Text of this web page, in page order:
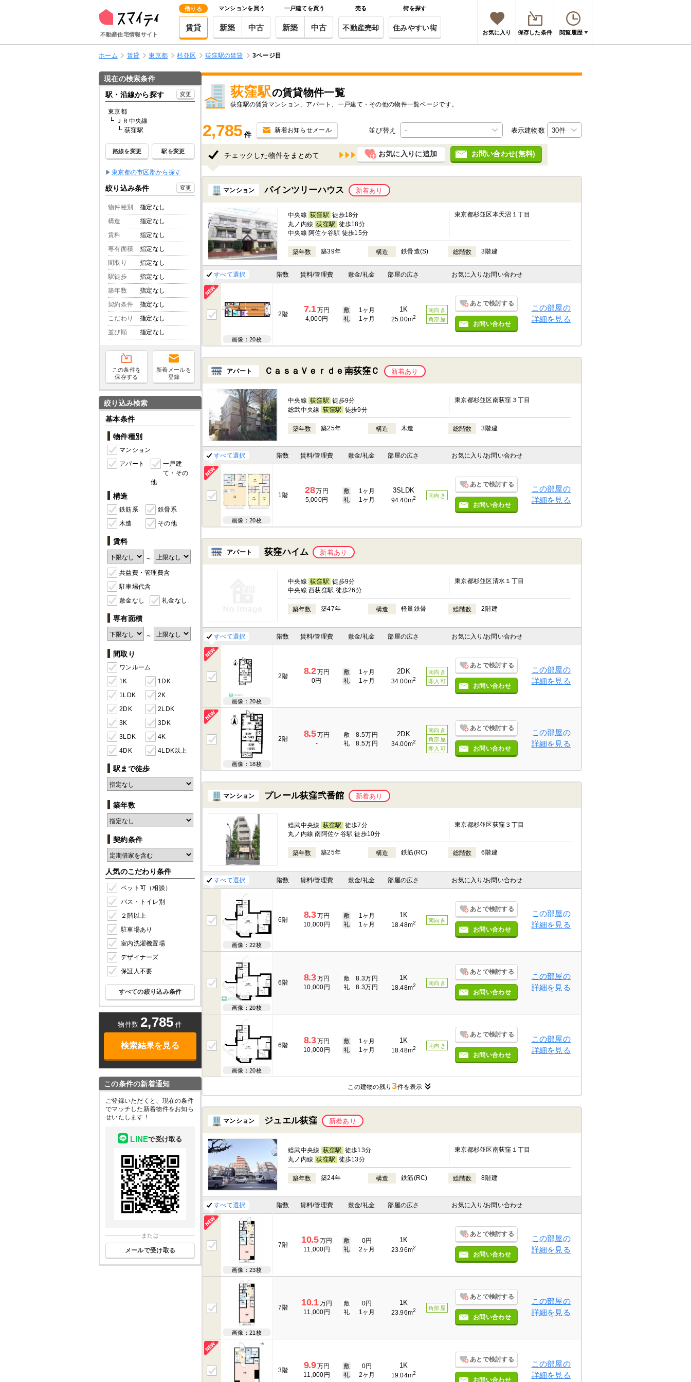
不動産住宅情報サイト
借りる
賃貸
マンションを買う
新築 中古
一戸建てを買う
新築 中古
売る
不動産売却
街を探す
住みやすい街
お気に入り 保存した条件 閲覧履歴
ホーム 賃貸 東京都 杉並区 荻窪駅の賃貸 3ページ目
現在の検索条件
駅・沿線から探す
変更
東京都
ＪＲ中央線
荻窪駅
路線を変更 駅を変更
東京都の市区郡から探す
絞り込み条件 変更
物件種別
指定なし
構造
指定なし
賃料
指定なし
専有面積
指定なし
間取り
指定なし
駅徒歩
指定なし
築年数
指定なし
契約条件
指定なし
こだわり
指定なし
並び順
指定なし
この条件を
保存する
新着メールを
登録
絞り込み検索
基本条件
物件種別
マンション
アパート
一戸建
て・その
他
構造
鉄筋系
鉄骨系
木造
その他
賃料
～
共益費・管理費含
駐車場代含
敷金なし
礼金なし
専有面積
～
間取り
ワンルーム
1K
1DK
1LDK
2K
2DK
2LDK
3K
3DK
3LDK
4K
4DK
4LDK以上
駅まで徒歩
築年数
契約条件
人気のこだわり条件
ペット可（相談）
バス・トイレ別
２階以上
駐車場あり
室内洗濯機置場
デザイナーズ
保証人不要
すべての絞り込み条件
物件数 2,785 件
検索結果を見る
この条件の新着通知
ご登録いただくと、現在の条件
でマッチした新着物件をお知ら
せいたします！
LINEで受け取る
または
メールで受け取る
荻窪駅の賃貸物件一覧
荻窪駅の賃貸マンション、アパート、一戸建て・その他の物件一覧ページです。
2,785 件
新着お知らせメール 表示建物数
並び替え
チェックした物件を お気に入りに追加 お問い合わせ(無料)
マンション パインツリーハウス 新着あり
中央線 荻窪駅 徒歩18分
丸ノ内線 荻窪駅 徒歩18分
中央線 阿佐ケ谷駅 徒歩15分
東京都杉並区本天沼１丁目
築年数 築39年 構造 鉄骨造(S) 総階数 3階建
すべて選択 階数 賃料/管理費 敷金/礼金 部屋の広さ お気に入り /お問い合わせ
画像：20枚
2階 7.1万円
4,000円
敷
1ヶ月
礼
1ヶ月
1K
25.00m2
南向き
角部屋
あとで検討する
お問い合わせ
この部屋の
詳細を見る
アパート ＣａｓａＶｅｒｄｅ南荻窪Ｃ 新着あり
中央線 荻窪駅 徒歩9分
総武中央線 荻窪駅 徒歩9分
東京都杉並区南荻窪３丁目
築年数 築25年 構造 木造 総階数 3階建
すべて選択 階数 賃料/管理費 敷金/礼金 部屋の広さ お気に入り /お問い合わせ
画像：20枚
1階 28万円
5,000円
敷
1ヶ月
礼
1ヶ月
3SLDK
94.40m2 南向き
あとで検討する
お問い合わせ
この部屋の
詳細を見る
アパート 荻窪ハイム 新着あり
中央線 荻窪駅 徒歩9分
中央線 西荻窪駅 徒歩26分
東京都杉並区清水１丁目
築年数 築47年 構造 軽量鉄骨 総階数 2階建
すべて選択 階数 賃料/管理費 敷金/礼金 部屋の広さ お気に入り /お問い合わせ
画像：20枚
2階 8.2万円
0円
敷
1ヶ月
礼
1ヶ月
2DK
34.00m2
南向き
即入可
あとで検討する
お問い合わせ
この部屋の
詳細を見る
画像：18枚
2階 8.5万円
-
敷
8.5万円
礼
8.5万円
2DK
34.00m2
南向き
角部屋
即入可
あとで検討する
お問い合わせ
この部屋の
詳細を見る
マンション プレール荻窪弐番館 新着あり
総武中央線 荻窪駅 徒歩7分
丸ノ内線 南阿佐ケ谷駅 徒歩10分
東京都杉並区荻窪３丁目
築年数 築25年 構造 鉄筋(RC) 総階数 6階建
すべて選択 階数 賃料/管理費 敷金/礼金 部屋の広さ お気に入り /お問い合わせ
画像：22枚
6階 8.3万円
10,000円
敷
1ヶ月
礼
1ヶ月
1K
18.48m2 南向き
あとで検討する
お問い合わせ
この部屋の
詳細を見る
画像：20枚
6階 8.3万円
10,000円
敷
8.3万円
礼
8.3万円
1K
18.48m2 南向き
あとで検討する
お問い合わせ
この部屋の
詳細を見る
画像：20枚
6階 8.3万円
10,000円
敷
1ヶ月
礼
1ヶ月
1K
18.48m2 南向き
あとで検討する
お問い合わせ
この部屋の
詳細を見る
この建物の残り3件を表示
マンション ジュエル荻窪 新着あり
総武中央線 荻窪駅 徒歩13分
丸ノ内線 荻窪駅 徒歩13分
東京都杉並区南荻窪１丁目
築年数 築24年 構造 鉄筋(RC) 総階数 8階建
すべて選択 階数 賃料/管理費 敷金/礼金 部屋の広さ お気に入り /お問い合わせ
画像：23枚
7階 10.5万円
11,000円
敷
0円
礼
2ヶ月
1K
23.96m2
あとで検討する
お問い合わせ
この部屋の
詳細を見る
画像：21枚
7階 10.1万円
11,000円
敷
0円
礼
1ヶ月
1K
23.96m2 角部屋
あとで検討する
お問い合わせ
この部屋の
詳細を見る
3階 9.9万円
11,000円
敷
0円
礼
2ヶ月
1K
19.04m2
あとで検討する
お問い合わせ
この部屋の
詳細を見る